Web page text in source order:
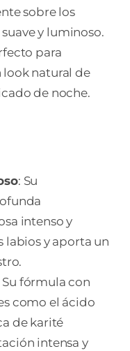
sobre los
y luminoso.
para
look natural de
de noche.
: Su
intenso y
labios y aporta un
Su fórmula con
como el ácido
de karité
intensa y